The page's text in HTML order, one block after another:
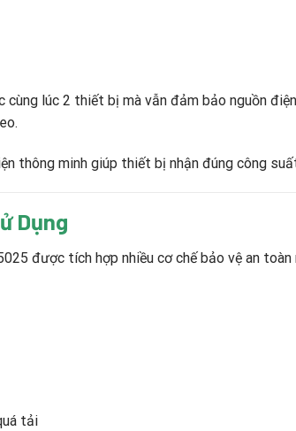
cùng lúc 2 thiết bị mà vẫn đảm bảo nguồn
thông minh giúp thiết bị nhận đúng công
Dụng
được tích hợp nhiều cơ chế bảo vệ an toàn
tải